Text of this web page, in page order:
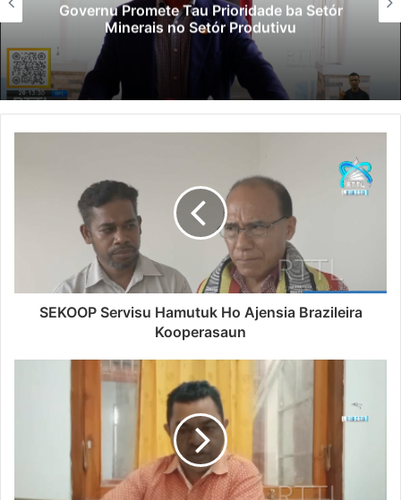
Governu Promete Tau Prioridade ba Setór
Minerais no Setór Produtivu
SEKOOP Servisu Hamutuk Ho Ajensia Brazileira
Kooperasaun